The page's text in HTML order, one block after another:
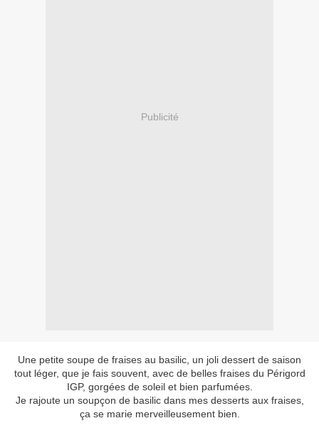
Publicité
Une petite soupe de fraises au basilic, un joli dessert de saison
tout léger, que je fais souvent, avec de belles fraises du Périgord
IGP, gorgées de soleil et bien parfumées.
Je rajoute un soupçon de basilic dans mes desserts aux fraises,
ça se marie merveilleusement bien.